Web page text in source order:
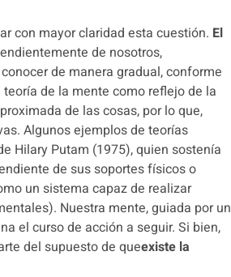
con mayor claridad esta cuestión. El
de nosotros,
de manera gradual, conforme
de la mente como reflejo de la
de las cosas, por lo que,
Algunos ejemplos de teorías
Hilary Putam (1975), quien sostenía
de sus soportes físicos o
un sistema capaz de realizar
Nuestra mente, guiada por un
el curso de acción a seguir.Si bien,
del supuesto de queexiste la